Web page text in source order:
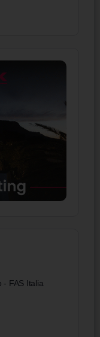
- FAS Italia